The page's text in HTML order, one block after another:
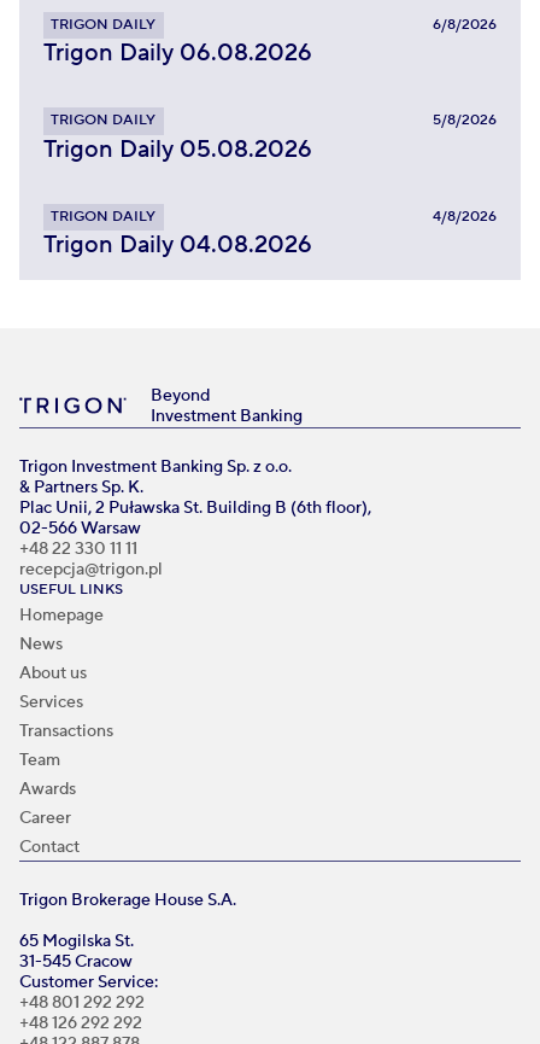
TRIGON DAILY 6/8/2026
Trigon Daily 06.08.2026
TRIGON DAILY 5/8/2026
Trigon Daily 05.08.2026
TRIGON DAILY 4/8/2026
Trigon Daily 04.08.2026
Beyond
Investment Banking
Trigon Investment Banking Sp. z o.o.
& Partners Sp. K.
Plac Unii, 2 Puławska St. Building B (6th floor),
02-566 Warsaw
+48 22 330 11 11
recepcja@trigon.pl
USEFUL LINKS
Homepage
News
About us
Services
Transactions
Team
Awards
Career
Contact
Trigon Brokerage House S.A.
65 Mogilska St.
31-545 Cracow
Customer Service:
+48 801 292 292
+48 126 292 292